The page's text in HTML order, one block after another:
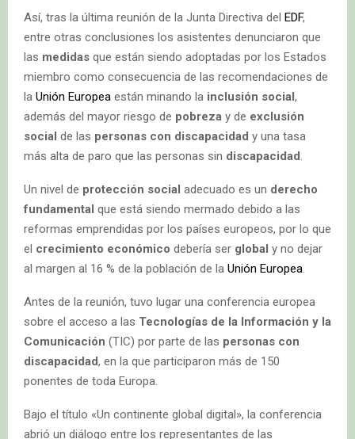
Así, tras la última reunión de la Junta Directiva del EDF,
entre otras conclusiones los asistentes denunciaron que
las medidas que están siendo adoptadas por los Estados
miembro como consecuencia de las recomendaciones de
la Unión Europea están minando la inclusión social,
además del mayor riesgo de pobreza y de exclusión
social de las personas con discapacidad y una tasa
más alta de paro que las personas sin discapacidad
Un nivel de protección social adecuado es un derecho
fundamental que está siendo mermado debido a las
reformas emprendidas por los países europeos, por lo que
el crecimiento económico debería ser global y no dejar
al margen al 16 % de la población de la Unión Europea
Antes de la reunión, tuvo lugar una conferencia europea
sobre el acceso a las Tecnologías de la Información y la
Comunicación (TIC) por parte de las personas con
discapacidad, en la que participaron más de 150
ponentes de toda Europa.
Bajo el título «Un continente global digital», la conferencia
abrió un diálogo entre los representantes de las